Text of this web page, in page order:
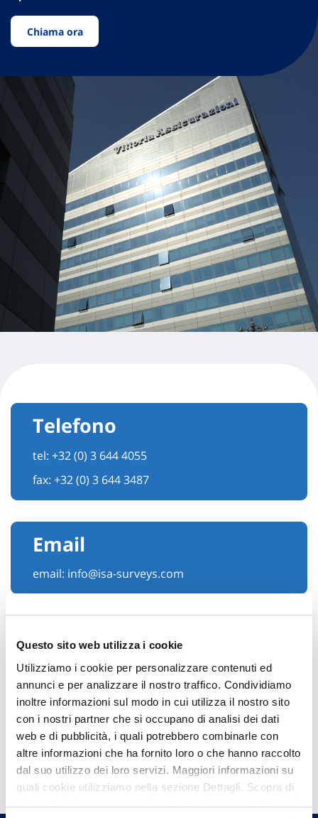
Questo sito web utilizza i cookie
Utilizziamo i cookie per personalizzare contenuti ed
annunci e per analizzare il nostro traffico. Condividiamo
inoltre informazioni sul modo in cui utilizza il nostro sito
con i nostri partner che si occupano di analisi dei dati
web e di pubblicità, i quali potrebbero combinarle con
altre informazioni che ha fornito loro o che hanno raccolto
dal suo utilizzo dei loro servizi. Maggiori informazioni su
quali cookie utilizziamo nella sezione Dettagli. Scopra di
più su chi siamo, come può contattarci e come trattiamo i
Chiama ora
Telefono
tel: +32 (0) 3 644 4055
fax: +32 (0) 3 644 3487
Email
email: info@isa-surveys.com
Hai bisogno di
informazioni?
Trova l'Agenzia più vicina a te e parla con